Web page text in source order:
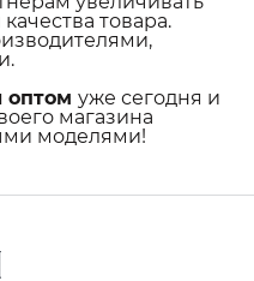
товара.
оптом уже сегодня и
магазина
моделями!